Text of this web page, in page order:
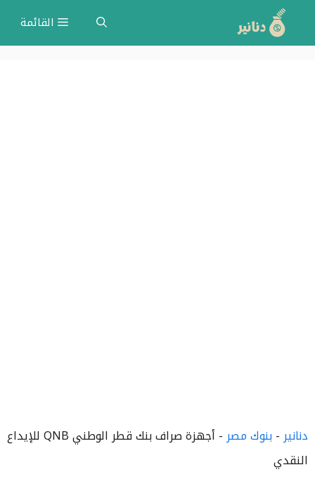
انتقل
إلى
القائمة
دنانير-بنوك مصر-
أجهزة صراف بنك قطر الوطني QNB للإيداع
النقدي